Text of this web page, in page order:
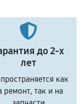
до 2-х
лет
как
ремонт, так и на